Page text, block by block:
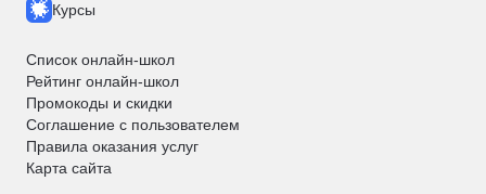
Курсы
Список онлайн-школ
Рейтинг онлайн-школ
Промокоды и скидки
Соглашение с пользователем
Правила оказания услуг
Карта сайта